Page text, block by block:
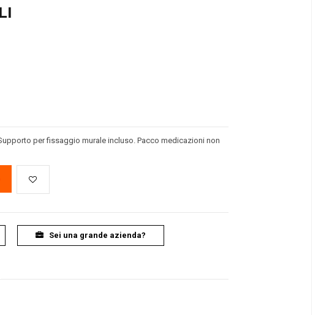
per fissaggio murale incluso. Pacco medicazioni non
Sei una grande azienda?